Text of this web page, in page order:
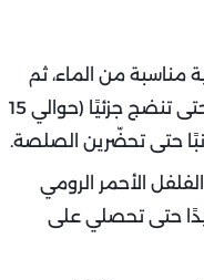
مناسبة من الماء، ثم
أضيفي اللوبيا المنقوعة واتركيها حتى تنضج جزئيًا (حوالي 15
الأحمر الرومي
حتى تحصلي على